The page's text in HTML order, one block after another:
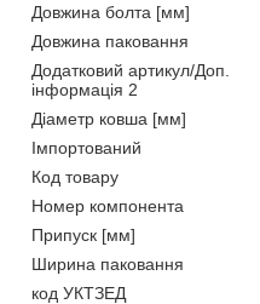
Довжина болта [мм]
Довжина паковання
Додатковий артикул/Доп.
інформація 2
Діаметр ковша [мм]
Імпортований
Код товару
Номер компонента
Припуск [мм]
Ширина паковання
код УКТЗЕД